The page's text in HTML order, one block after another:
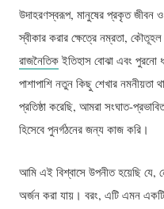
উদাহরণস্বরূপ, মানুষের প্রকৃত জীবন ও
স্বীকার করার ক্ষেত্রে নম্রতা,
রাজনৈতিক ইতিহাস বোঝা এবং পুরনো
পাশাপাশি নতুন কিছু শেখার
প্রতিষ্ঠা করেছি, আমরা সংঘাত-
হিসেবে পুনর্গঠনের জন্য কাজ করি।
আমি এই বিশ্বাসে উপনীত হয়েছি
অর্জন করা যায়। বরং, এটি এমন